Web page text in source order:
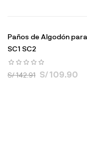
Paños de Algodón
SC1 SC2
S/ 142.91 S/ 109.90